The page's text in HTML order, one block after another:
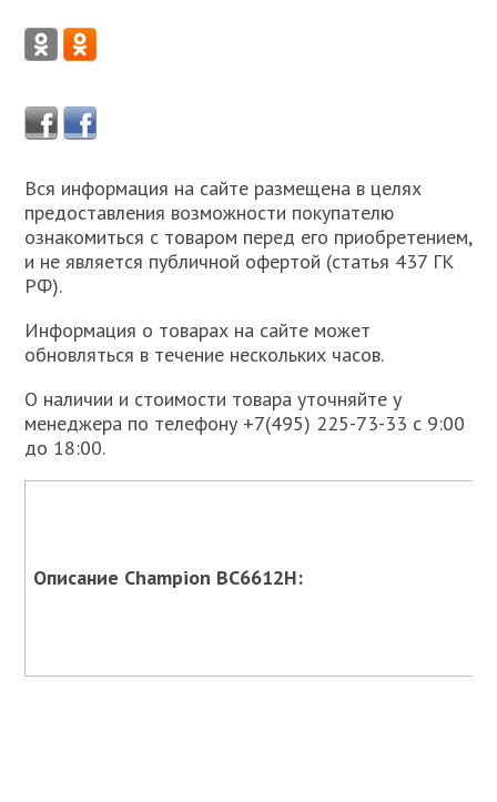
Вся информация на сайте размещена в целях
предоставления возможности покупателю
ознакомиться с товаром перед его приобретением,
и не является публичной офертой (статья 437 ГК
РФ).
Информация о товарах на сайте может
обновляться в течение нескольких часов.
О наличии и стоимости товара уточняйте у
менеджера по телефону +7(495) 225-73-33 с 9:00
до 18:00.
Описание Champion BC6612H: